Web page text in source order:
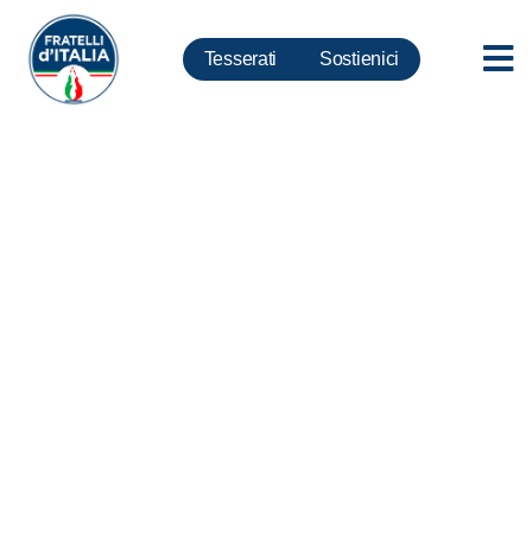
Tesserati Sostienici